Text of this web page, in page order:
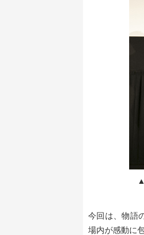
今回は、物語
場内が感動に